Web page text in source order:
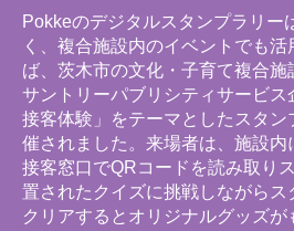
Pokkeのデジタルスタンプラリー
く、複合施設内のイベントでも活
ば、茨木市の文化・子育て複合施
サントリーパブリシティサービス
接客体験」をテーマとしたスタン
催されました。来場者は、施設内
接客窓口でQRコードを読み取り
置されたクイズに挑戦しながらス
クリアするとオリジナルグッズが